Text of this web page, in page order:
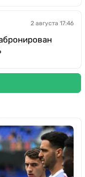
2 августа 17:46